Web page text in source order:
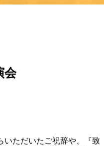
会
いただいたご祝辞や、『致